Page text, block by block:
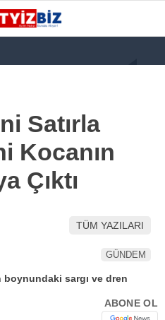
WhatsApp İhbar
Satırla
Kocanın
Çıktı
TÜM YAZILARI
GÜNDEM
ABONE OL